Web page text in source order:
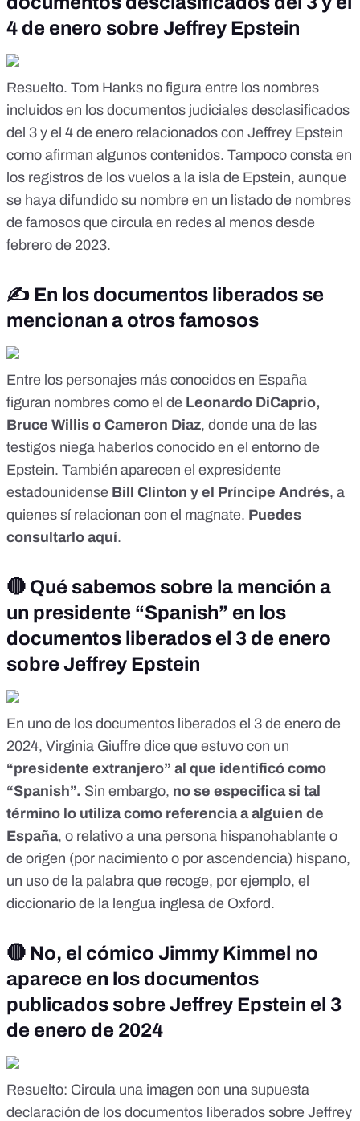
4 de enero sobre Jeffrey Epstein
Resuelto. Tom Hanks no figura entre los nombres
incluidos en los documentos judiciales desclasificados
del 3 y el 4 de enero relacionados con Jeffrey Epstein
como afirman algunos contenidos. Tampoco consta en
los registros de los vuelos a la isla de Epstein, aunque
se haya difundido su nombre en un listado de nombres
de famosos que circula en redes al menos desde
febrero de 2023.
✍️ En los documentos liberados se
mencionan a otros famosos
Entre los personajes más conocidos en España
figuran nombres como el de Leonardo DiCaprio,
Bruce Willis o Cameron Diaz, donde una de las
testigos niega haberlos conocido en el entorno de
Epstein. También aparecen el expresidente
estadounidense Bill Clinton y el Príncipe Andrés, a
quienes sí relacionan con el magnate. Puedes
consultarlo aquí.
🔴 Qué sabemos sobre la mención a
un presidente “Spanish” en los
documentos liberados el 3 de enero
sobre Jeffrey Epstein
En uno de los documentos liberados el 3 de enero de
2024, Virginia Giuffre dice que estuvo con un
“presidente extranjero” al que identificó como
“Spanish”. Sin embargo, no se especifica si tal
término lo utiliza como referencia a alguien de
España, o relativo a una persona hispanohablante o
de origen (por nacimiento o por ascendencia) hispano,
un uso de la palabra que recoge, por ejemplo, el
diccionario de la lengua inglesa de Oxford.
🔴 No, el cómico Jimmy Kimmel no
aparece en los documentos
publicados sobre Jeffrey Epstein el 3
de enero de 2024
Resuelto: Circula una imagen con una supuesta
declaración de los documentos liberados sobre Jeffrey